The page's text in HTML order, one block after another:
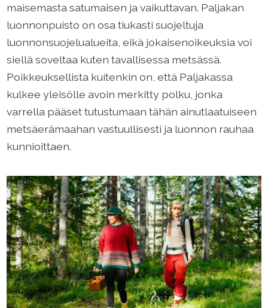
maisemasta satumaisen ja vaikuttavan. Paljakan
luonnonpuisto on osa tiukasti suojeltuja
luonnonsuojelualueita, eikä jokaisenoikeuksia voi
siellä soveltaa kuten tavallisessa metsässä.
Poikkeuksellista kuitenkin on, että Paljakassa
kulkee yleisölle avoin merkitty polku, jonka
varrella pääset tutustumaan tähän ainutlaatuiseen
metsäerämaahan vastuullisesti ja luonnon rauhaa
kunnioittaen.